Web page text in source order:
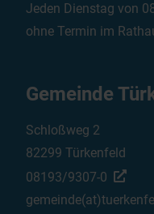
Jeden Dienstag von
ohne Termin im
Gemeinde
Schloßweg 2
82299 Türkenfeld
08193/9307-0